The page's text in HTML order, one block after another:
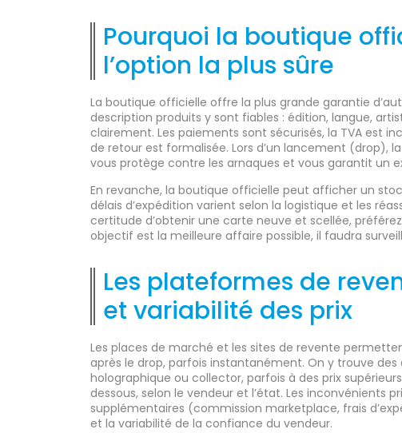
Pourquoi la boutique
l’option la plus sûre
La boutique officielle offre la plus grande garantie
description produits y sont fiables : édition, langue,
clairement. Les paiements sont sécurisés, la TVA est
de retour est formalisée. Lors d’un lancement (drop),
vous protège contre les arnaques et vous garantit un
En revanche, la boutique officielle peut afficher un
délais d’expédition varient selon la logistique et les
certitude d’obtenir une carte neuve et scellée,
objectif est la meilleure affaire possible, il faudra
Les plateformes de
et variabilité des prix
Les places de marché et les sites de revente
après le drop, parfois instantanément. On y trouve des
holographique ou collector, parfois à des prix
dessous, selon le vendeur et l’état. Les inconvénients
supplémentaires (commission marketplace, frais
et la variabilité de la confiance du vendeur.